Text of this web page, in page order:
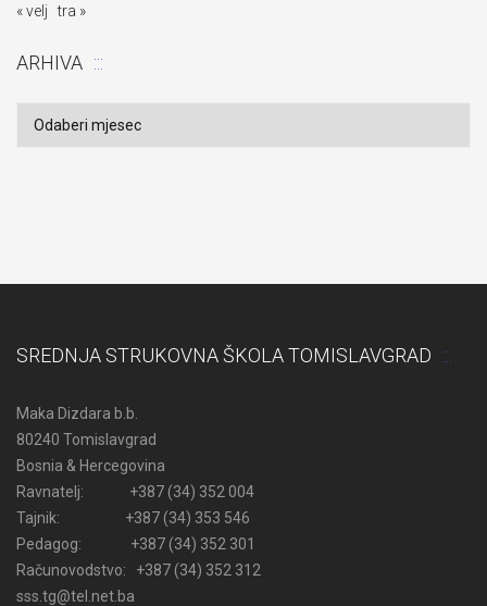
« velj tra »
ARHIVA
SREDNJA STRUKOVNA ŠKOLA TOMISLAVGRAD
Maka Dizdara b.b.
80240 Tomislavgrad
Bosnia & Hercegovina
Ravnatelj: +387 (34) 352 004
Tajnik: +387 (34) 353 546
Pedagog: +387 (34) 352 301
Računovodstvo: +387 (34) 352 312
sss.tg@tel.net.ba